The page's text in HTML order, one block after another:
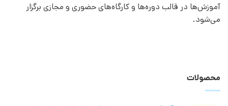
آموزش‌ها در قالب دوره‌ها و کارگاه‌های حضوری و مجازی برگزار
می‌شود.
محصولات